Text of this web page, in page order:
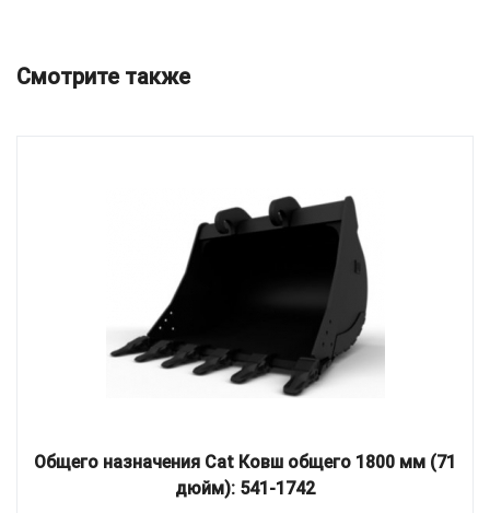
Смотрите также
Общего назначения Cat Ковш общего 1800 мм (71
дюйм): 541-1742